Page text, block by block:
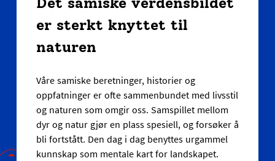
er sterkt knyttet til
naturen
Våre samiske beretninger, historier og
oppfatninger er ofte sammenbundet med livsstil
og naturen som omgir oss. Samspillet mellom
dyr og natur gjør en plass spesiell, og forsøker å
bli fortstått. Den dag i dag benyttes urgammel
kunnskap som mentale kart for landskapet.